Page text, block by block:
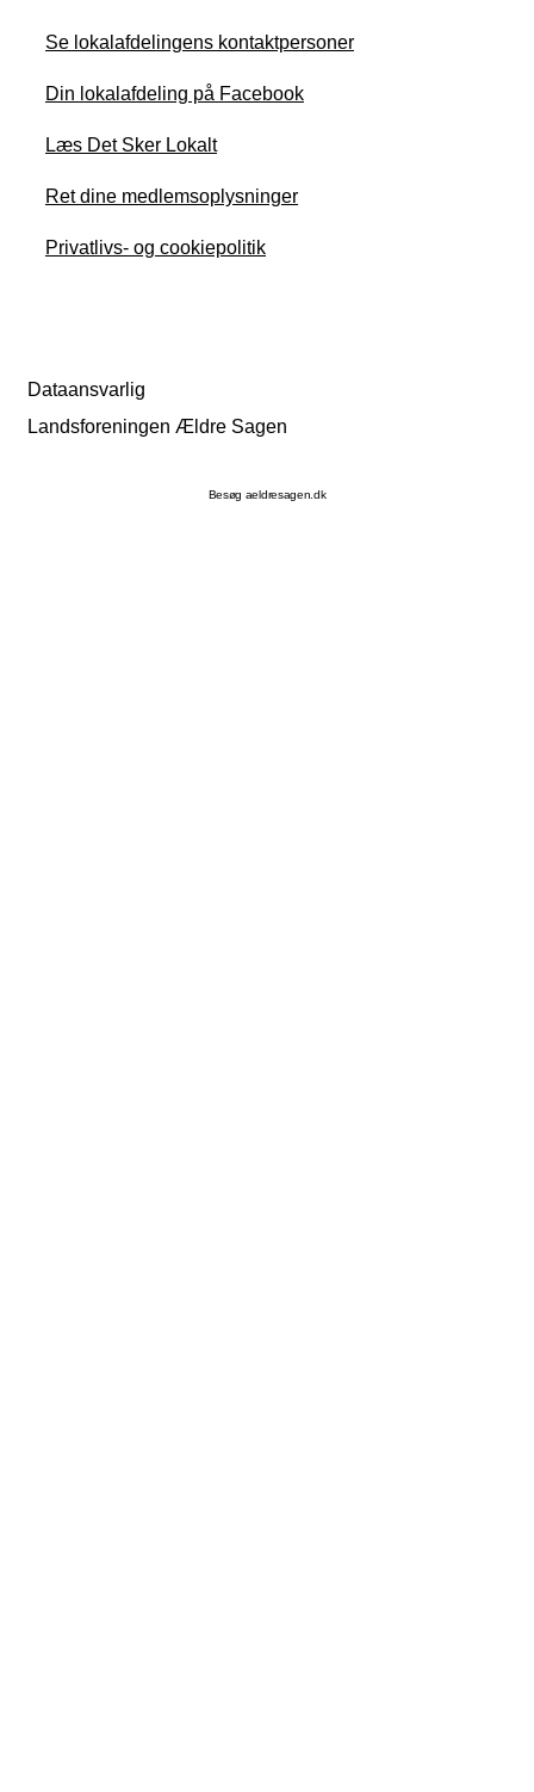
Se lokalafdelingens kontaktpersoner
Din lokalafdeling på Facebook
Læs Det Sker Lokalt
Ret dine medlemsoplysninger
Privatlivs- og cookiepolitik
Dataansvarlig
Landsforeningen Ældre Sagen
Besøg aeldresagen.dk